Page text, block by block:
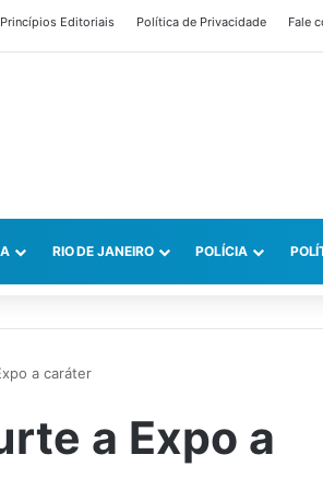
Princípios Editoriais Política de Privacidade Fale
RIO DE JANEIRO POLÍCIA
a caráter
a Expo a